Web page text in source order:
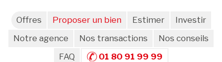
Offres Proposer un bien Estimer
Investir
Notre agence
Nos transactions
Nos conseils
FAQ
01 80 91 99 99